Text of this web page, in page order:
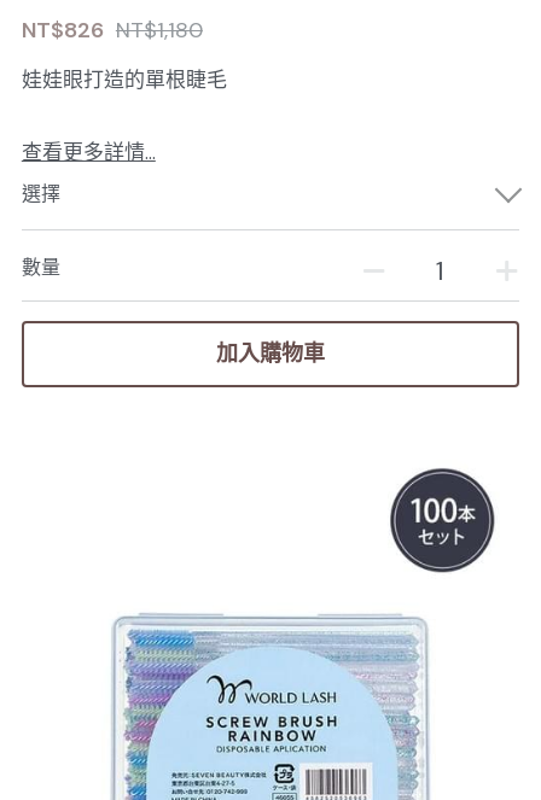
NT$826 NT$1,180
娃娃眼打造的單根睫毛
查看更多詳情...
選擇
數量
加入購物車